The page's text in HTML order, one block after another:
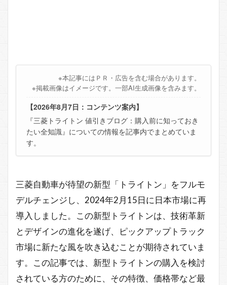
※本記事にはＰＲ・広告を含む場合があります。
※掲載画像はイメージです。一部AI生成画像を含みます。
【2026年8月7日：コンテンツ案内】
『三菱トライトン 値引きブログ：購入前に知っておき
たい全知識』についての情報を記事内でまとめていま
す。
三菱自動車が待望の新型「トライトン」をフルモ
デルチェンジし、2024年2月15日に日本市場に再
導入しました。この新型トライトンは、技術革新
とデザインの進化を遂げ、ピックアップトラック
市場に新たな風を吹き込むことが期待されていま
す。この記事では、新型トライトンの購入を検討
されている方のために、その特徴、価格帯など最